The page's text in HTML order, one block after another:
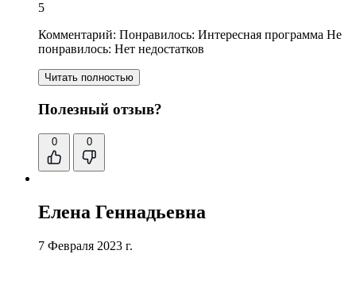
5
Комментарий: Понравилось: Интересная программа Не
понравилось: Нет недостатков
Читать полностью
Полезный отзыв?
0 0
Елена Геннадьевна
7 Февраля 2023 г.